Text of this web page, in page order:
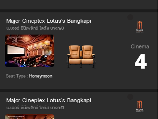
Major Cineplex Lotus's Bangkapi
เมเจอร์ ซีนีเพล็กซ์ โลตัส บางกะปิ
Cinema
4
Seat Type :Honeymoon
Major Cineplex Lotus's Bangkapi
เมเจอร์ ซีนีเพล็กซ์ โลตัส บางกะปิ